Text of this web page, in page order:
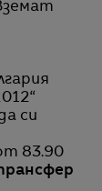
си
83.90